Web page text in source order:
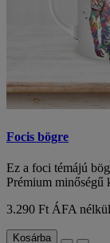
Focis bögre
Ez a foci témájú
Prémium minőségű
3.290 Ft ÁFA
Kosárba